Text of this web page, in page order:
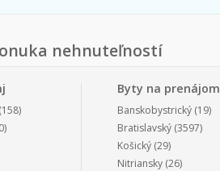
nehnuteľností
(158)
Byty na prenájom
Banskobystrický(19)
Bratislavský(3597)
Košický(29)
Nitriansky(26)